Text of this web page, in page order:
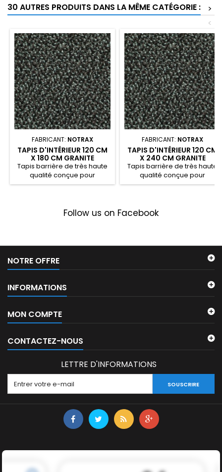
l'intérieur.
l'intérieur.
30 AUTRES PRODUITS DANS LA MÊME CATÉGORIE :
>
<
FABRICANT: NOTRAX
TAPIS D'INTÉRIEUR 120 CM
X 180 CM GRANITE
SWISSLON XT
Tapis barrière de très haute
qualité conçue pour
absorber l’humidité et les...
FABRICANT: NOTRAX
TAPIS D'INTÉRIEUR 120 CM
X 240 CM GRANITE
SWISSLON XT
Tapis barrière de très haute
qualité conçue pour
absorber l’humidité et les...
Follow us on Facebook
NOTRE OFFRE
INFORMATIONS
MON COMPTE
CONTACTEZ-NOUS
LETTRE D'INFORMATIONS
SOUSCRIRE